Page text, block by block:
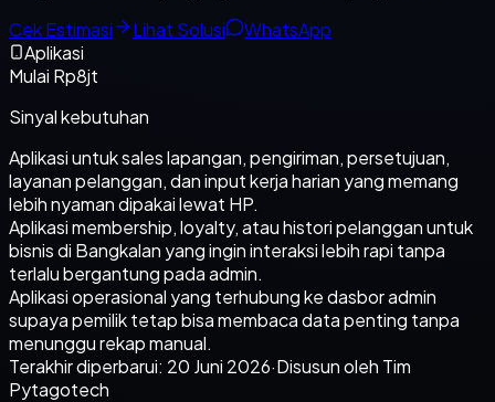
Cek Estimasi
Lihat Solusi
WhatsApp
Aplikasi
Mulai Rp8jt
Sinyal kebutuhan
Aplikasi untuk sales lapangan, pengiriman, persetujuan,
layanan pelanggan, dan input kerja harian yang memang
lebih nyaman dipakai lewat HP.
Aplikasi membership, loyalty, atau histori pelanggan untuk
bisnis di Bangkalan yang ingin interaksi lebih rapi tanpa
terlalu bergantung pada admin.
Aplikasi operasional yang terhubung ke dasbor admin
supaya pemilik tetap bisa membaca data penting tanpa
menunggu rekap manual.
Terakhir diperbarui: 20 Juni 2026·Disusun oleh Tim
Pytagotech